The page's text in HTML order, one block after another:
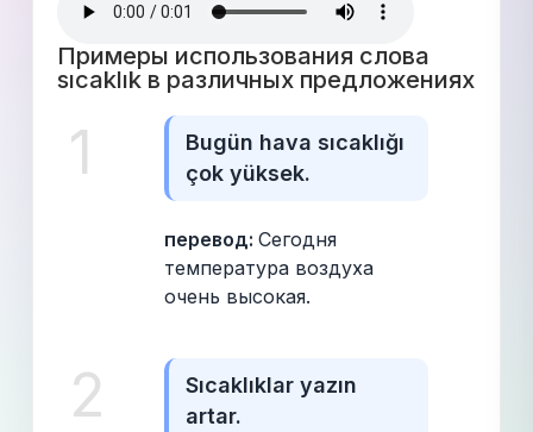
Примеры использования слова
sıcaklık в различных предложениях
1
Bugün hava sıcaklığı
çok yüksek.
перевод: Сегодня
температура воздуха
очень высокая.
2
Sıcaklıklar yazın
artar.